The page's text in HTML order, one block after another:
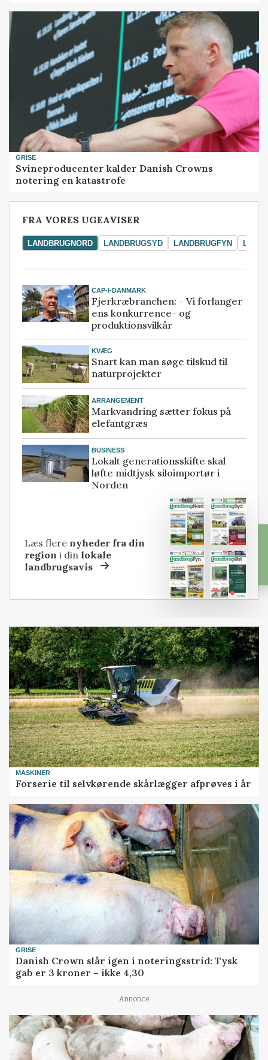
GRISE
Svineproducenter kalder Danish Crowns
notering en katastrofe
FRA VORES UGEAVISER
LANDBRUGNORD LANDBRUGSYD LANDBRUGFYN
CAP-I-DANMARK
Fjerkræbranchen: - Vi forlanger
ens konkurrence- og
produktionsvilkår
KVÆG
Snart kan man søge tilskud til
naturprojekter
ARRANGEMENT
Markvandring sætter fokus på
elefantgræs
BUSINESS
Lokalt generationsskifte skal
løfte midtjysk siloimportør i
Norden
Læs flere nyheder fra din
region i dinlokale
landbrugsavis
MASKINER
Forserie til selvkørende skårlægger afprøves i år
GRISE
Danish Crown slår igen i noteringsstrid: Tysk
gab er 3 kroner – ikke 4,30
Annonce